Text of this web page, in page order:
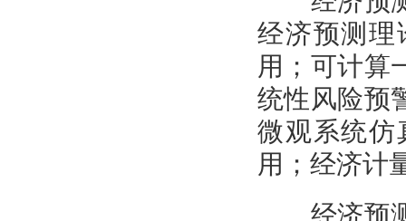
经济预测理
用；可计算
统性风险预
微观系统仿
用；经济计
经济预测